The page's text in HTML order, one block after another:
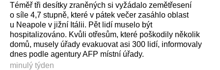
Téměř tři desítky zraněných si vyžádalo zemětřesení
o síle 4,7 stupně, které v pátek večer zasáhlo oblast
u Neapole v jižní Itálii. Pět lidí muselo být
hospitalizováno. Kvůli otřesům, které poškodily několik
domů, musely úřady evakuovat asi 300 lidí, informovaly
dnes podle agentury AFP místní úřady.
minulý týden